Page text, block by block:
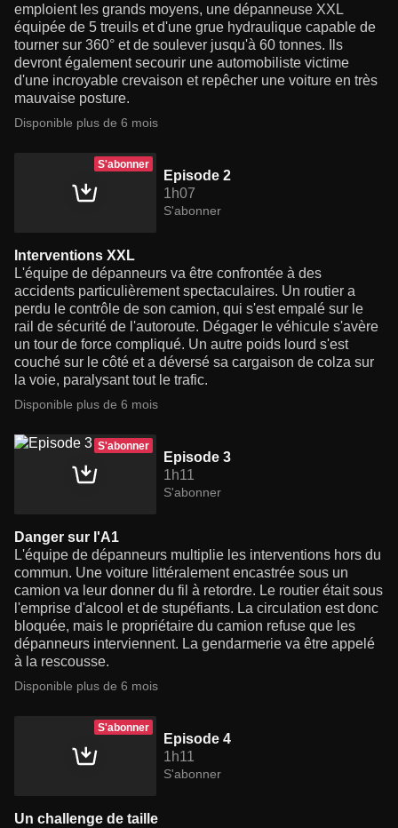
emploient les grands moyens, une dépanneuse XXL
équipée de 5 treuils et d'une grue hydraulique capable de
tourner sur 360° et de soulever jusqu'à 60 tonnes. Ils
devront également secourir une automobiliste victime
d'une incroyable crevaison et repêcher une voiture en très
mauvaise posture.
Disponible plus de 6 mois
S'abonner
Episode 2
1h07
S'abonner
Interventions XXL
L'équipe de dépanneurs va être confrontée à des
accidents particulièrement spectaculaires. Un routier a
perdu le contrôle de son camion, qui s'est empalé sur le
rail de sécurité de l'autoroute. Dégager le véhicule s'avère
un tour de force compliqué. Un autre poids lourd s'est
couché sur le côté et a déversé sa cargaison de colza sur
la voie, paralysant tout le trafic.
Disponible plus de 6 mois
S'abonner
Episode 3
1h11
S'abonner
Danger sur l'A1
L'équipe de dépanneurs multiplie les interventions hors du
commun. Une voiture littéralement encastrée sous un
camion va leur donner du fil à retordre. Le routier était sous
l'emprise d'alcool et de stupéfiants. La circulation est donc
bloquée, mais le propriétaire du camion refuse que les
dépanneurs interviennent. La gendarmerie va être appelé
à la rescousse.
Disponible plus de 6 mois
S'abonner
Episode 4
1h11
S'abonner
Un challenge de taille